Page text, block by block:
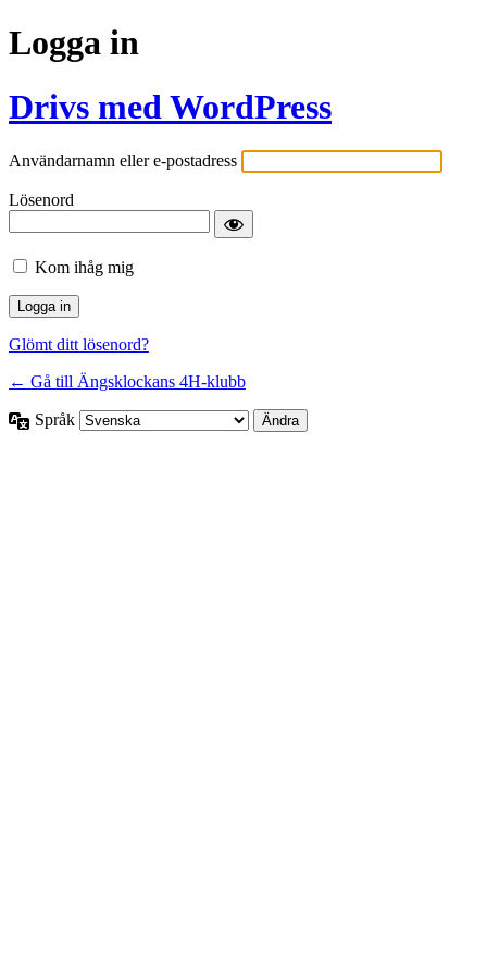
Logga in
Drivs med WordPress
Användarnamn eller e-postadress
Lösenord
Kom ihåg mig
Glömt ditt lösenord?
← Gå till Ängsklockans 4H-klubb
Språk